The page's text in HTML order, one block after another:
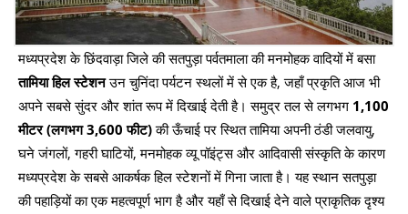
मध्यप्रदेश के छिंदवाड़ा जिले की सतपुड़ा पर्वतमाला की मनमोहक वादियों में बसा
तामिया हिल स्टेशनउन चुनिंदा पर्यटन स्थलों में से एक है, जहाँ प्रकृति आज भी
अपने सबसे सुंदर और शांत रूप में दिखाई देती है। समुद्र तल से लगभग 1,100
मीटर (लगभग 3,600 फीट)की ऊँचाई पर स्थित तामिया अपनी ठंडी जलवायु,
घने जंगलों, गहरी घाटियों, मनमोहक व्यू पॉइंट्स और आदिवासी संस्कृति के कारण
मध्यप्रदेश के सबसे आकर्षक हिल स्टेशनों में गिना जाता है। यह स्थान सतपुड़ा
की पहाड़ियों का एक महत्वपूर्ण भाग है और यहाँ से दिखाई देने वाले प्राकृतिक दृश्य